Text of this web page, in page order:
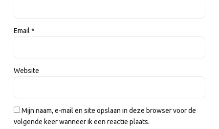
Email *
Website
Mijn naam, e-mail en site opslaan in deze browser voor de
volgende keer wanneer ik een reactie plaats.